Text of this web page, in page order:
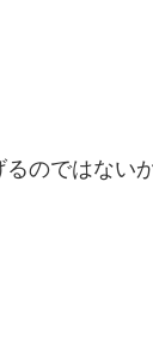
のではない